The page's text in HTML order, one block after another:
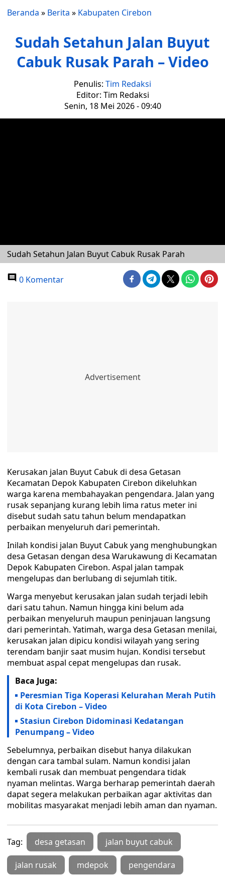
Beranda » Berita » Kabupaten Cirebon
Sudah Setahun Jalan Buyut
Cabuk Rusak Parah – Video
Penulis: Tim Redaksi
Editor: Tim Redaksi
Senin, 18 Mei 2026 - 09:40
Sudah Setahun Jalan Buyut Cabuk Rusak Parah
0 Komentar
Kerusakan jalan Buyut Cabuk di desa Getasan
Kecamatan Depok Kabupaten Cirebon dikeluhkan
warga karena membahayakan pengendara. Jalan yang
rusak sepanjang kurang lebih lima ratus meter ini
disebut sudah satu tahun belum mendapatkan
perbaikan menyeluruh dari pemerintah.
Inilah kondisi jalan Buyut Cabuk yang menghubungkan
desa Getasan dengan desa Warukawung di Kecamatan
Depok Kabupaten Cirebon. Aspal jalan tampak
mengelupas dan berlubang di sejumlah titik.
Warga menyebut kerusakan jalan sudah terjadi lebih
dari satu tahun. Namun hingga kini belum ada
perbaikan menyeluruh maupun peninjauan langsung
dari pemerintah. Yatimah, warga desa Getasan menilai,
kerusakan jalan dipicu kondisi wilayah yang sering
terendam banjir saat musim hujan. Kondisi tersebut
membuat aspal cepat mengelupas dan rusak.
Baca Juga:
Peresmian Tiga Koperasi Kelurahan Merah Putih
di Kota Cirebon – Video
Stasiun Cirebon Didominasi Kedatangan
Penumpang – Video
Sebelumnya, perbaikan disebut hanya dilakukan
dengan cara tambal sulam. Namun kondisi jalan
kembali rusak dan membuat pengendara tidak
nyaman melintas. Warga berharap pemerintah daerah
dapat segera melakukan perbaikan agar aktivitas dan
mobilitas masyarakat menjadi lebih aman dan nyaman.
Tag: desa getasan jalan buyut cabuk
jalan rusak mdepok pengendara